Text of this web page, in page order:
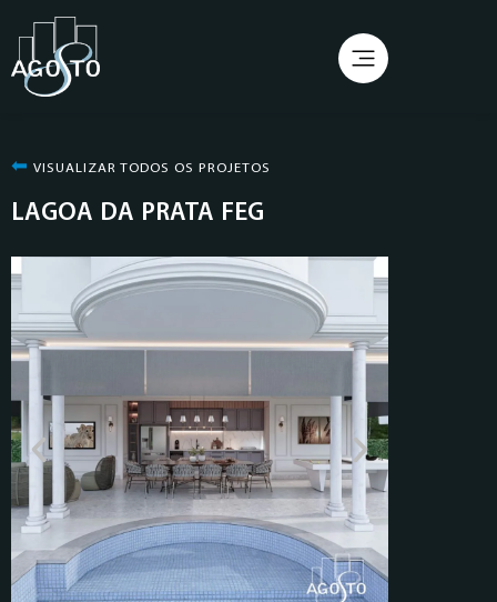
⬅︎ VISUALIZAR TODOS OS PROJETOS
LAGOA DA PRATA FEG